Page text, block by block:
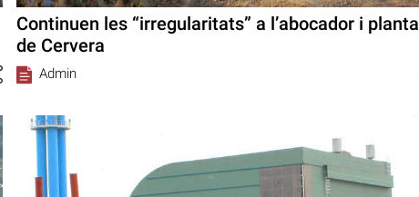
Continuen les “irregularitats” a l’abocador i planta
de Cervera
Admin